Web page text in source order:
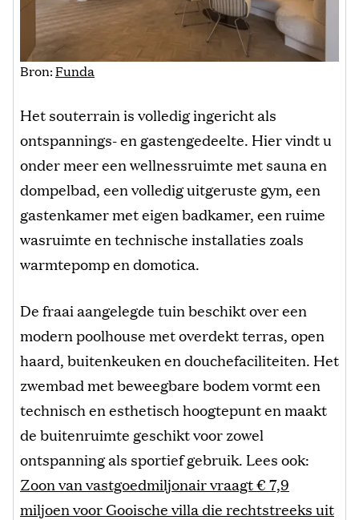
Bron:Funda
Het souterrain is volledig ingericht als
ontspannings- en gastengedeelte. Hier vindt u
onder meer een wellnessruimte met sauna en
dompelbad, een volledig uitgeruste gym, een
gastenkamer met eigen badkamer, een ruime
wasruimte en technische installaties zoals
warmtepomp en domotica.
De fraai aangelegde tuin beschikt over een
modern poolhouse met overdekt terras, open
haard, buitenkeuken en douchefaciliteiten. Het
zwembad met beweegbare bodem vormt een
technisch en esthetisch hoogtepunt en maakt
de buitenruimte geschikt voor zowel
ontspanning als sportief gebruik. Lees ook:
Zoon van vastgoedmiljonair vraagt € 7,9
miljoen voor Gooische villa die rechtstreeks uit